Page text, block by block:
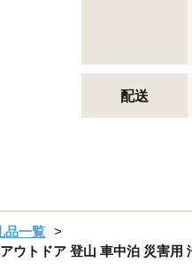
配送
品一覧
ウトドア 登山 車中泊 災害